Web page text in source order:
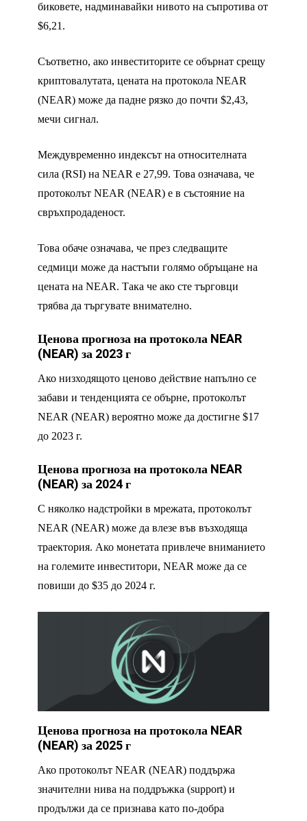
биковете, надминавайки нивото на съпротива от
$6,21.
Съответно, ако инвеститорите се обърнат срещу
криптовалутата, цената на протокола NEAR
(NEAR) може да падне рязко до почти $2,43,
мечи сигнал.
Междувременно индексът на относителната
сила (RSI) на NEAR е 27,99. Това означава, че
протоколът NEAR (NEAR) е в състояние на
свръхпродаденост.
Това обаче означава, че през следващите
седмици може да настъпи голямо обръщане на
цената на NEAR. Така че ако сте търговци
трябва да търгувате внимателно.
Ценова прогноза на протокола NEAR
(NEAR) за 2023 г
Ако низходящото ценово действие напълно се
забави и тенденцията се обърне, протоколът
NEAR (NEAR) вероятно може да достигне $17
до 2023 г.
Ценова прогноза на протокола NEAR
(NEAR) за 2024 г
С няколко надстройки в мрежата, протоколът
NEAR (NEAR) може да влезе във възходяща
траектория. Ако монетата привлече вниманието
на големите инвеститори, NEAR може да се
повиши до $35 до 2024 г.
Ценова прогноза на протокола NEAR
(NEAR) за 2025 г
Ако протоколът NEAR (NEAR) поддържа
значителни нива на поддръжка (support) и
продължи да се признава като по-добра